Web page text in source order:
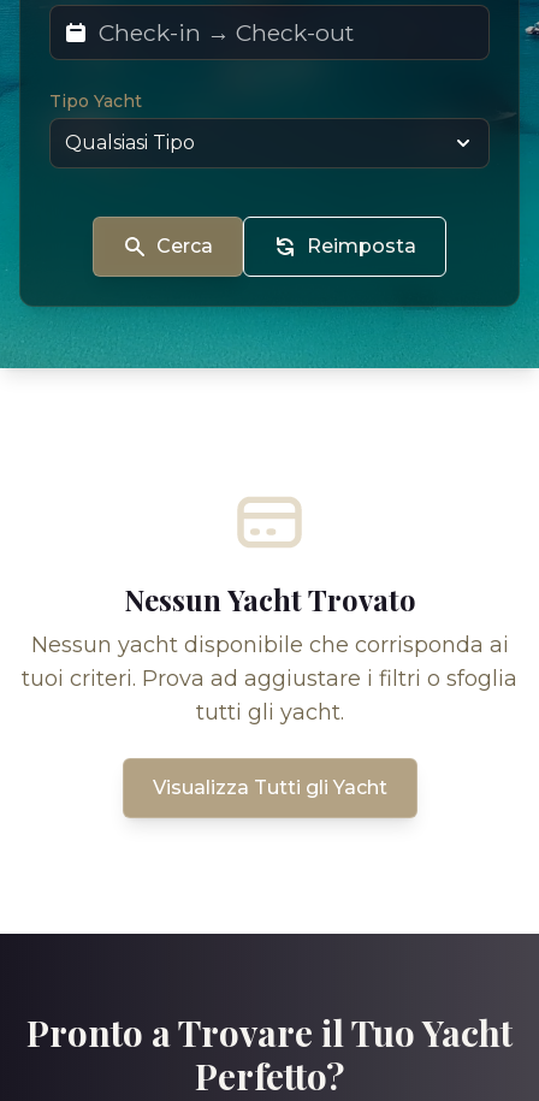
Tipo Yacht
Cerca Reimposta
Nessun Yacht Trovato
Nessun yacht disponibile che corrisponda ai
tuoi criteri. Prova ad aggiustare i filtri o sfoglia
tutti gli yacht.
Visualizza Tutti gli Yacht
Pronto a Trovare il Tuo Yacht
Perfetto?